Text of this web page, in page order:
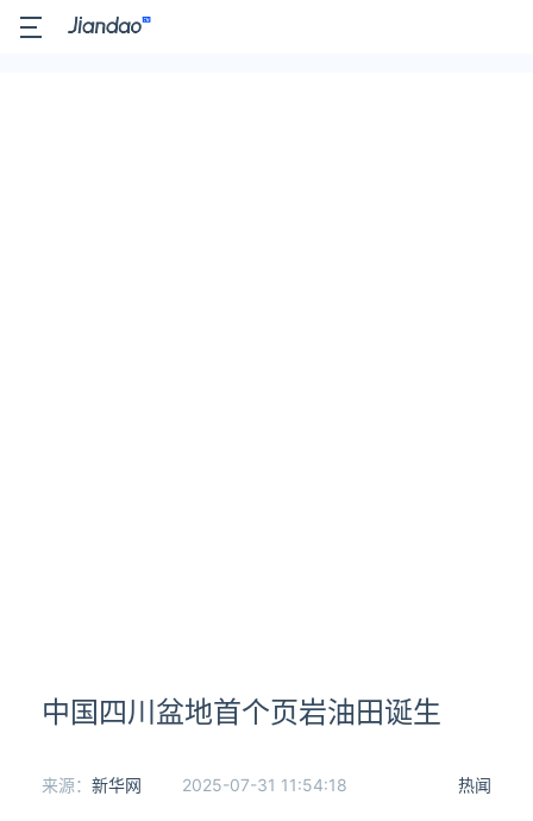
中国四川盆地首个页岩油田诞生
热闻
来源： 新华网 2025-07-31 11:54:18